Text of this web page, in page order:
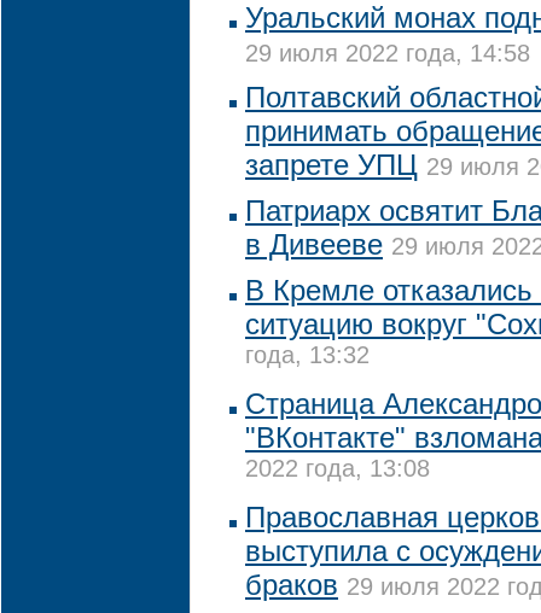
Уральский монах
29 июля 2022 года, 14:58
Полтавский
принимать
запрете УПЦ 29 июля
Патриарх освятит
в Дивееве 29 июля
В Кремле
ситуацию вокруг
года, 13:32
Страница
"ВКонтакте"
2022 года, 13:08
Православная
выступила с
браков 29 июля 2022